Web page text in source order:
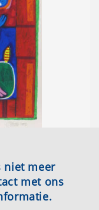
niet meer
met ons